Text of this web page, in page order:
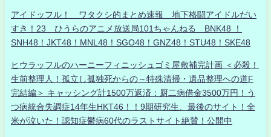
アイドッフル！ ワタクシ的まとめ速報 地下格闘アイドルだい
すき！23 ひうらのアニメ放送局101ちゃんねる BNK48 ！
SNH48！JKT48！MNL48！SGO48！GNZ48！STU48！SKE48
ヒウラッフルのハーニーフィニッシュゴミ屋敷補完計画 ＜必殺！
生前整理人！孤立し孤独死からの～特殊清掃・遺品整理への道F
完結編＞ キャッシング計1500万返済：厨二病借金3500万円！う
つ病統合失調症14年生HKT46！！9期研究生、最後のサイト！全
米が泣いた！認知症鬱病60代のラストサイト絶賛！公開中